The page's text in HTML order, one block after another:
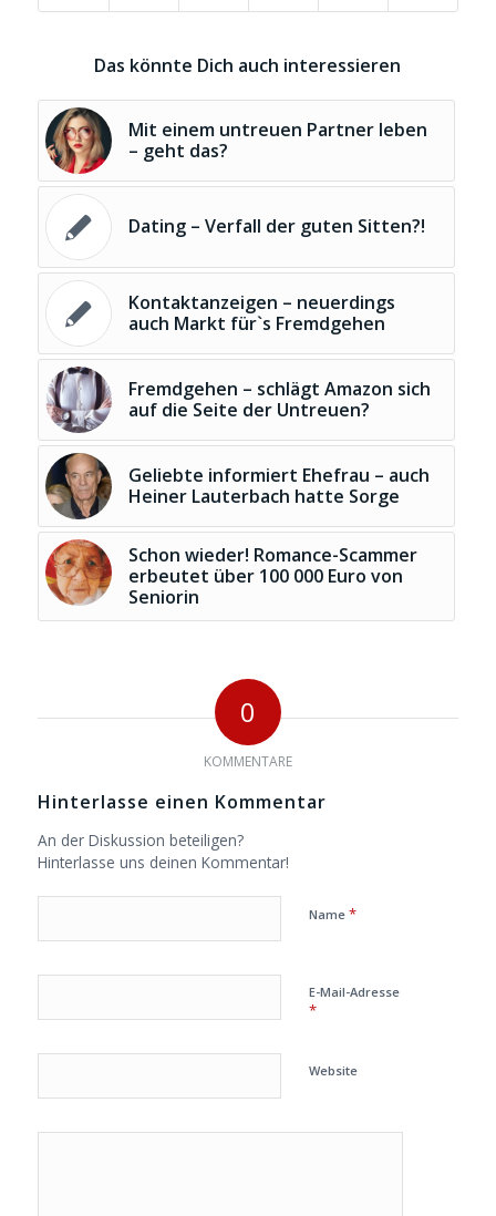
Das könnte Dich auch interessieren
Mit einem untreuen Partner leben
– geht das?
Dating – Verfall der guten Sitten?!
Kontaktanzeigen – neuerdings
auch Markt für`s Fremdgehen
Fremdgehen – schlägt Amazon sich
auf die Seite der Untreuen?
Geliebte informiert Ehefrau – auch
Heiner Lauterbach hatte Sorge
Schon wieder! Romance-Scammer
erbeutet über 100 000 Euro von
Seniorin
0
KOMMENTARE
Hinterlasse einen Kommentar
An der Diskussion beteiligen?
Hinterlasse uns deinen Kommentar!
Name *
E-Mail-Adresse
*
Website